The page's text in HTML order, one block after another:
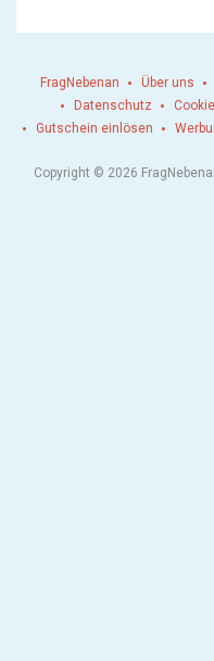
FragNebenan Über uns
Datenschutz
Gutschein einlösen
Copyright © 2026